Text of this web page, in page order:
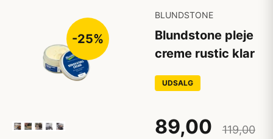
-25%
BLUNDSTONE
Blundstone pleje
creme rustic klar
UDSALG
89,00
119,00